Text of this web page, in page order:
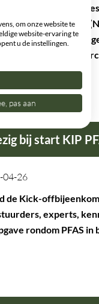
te
voor recycling,
bij start KIP
04-26
de Kick-
experts,
rondom PFAS
om onze website te
website-ervaring te
u de instellingen.
pas aan